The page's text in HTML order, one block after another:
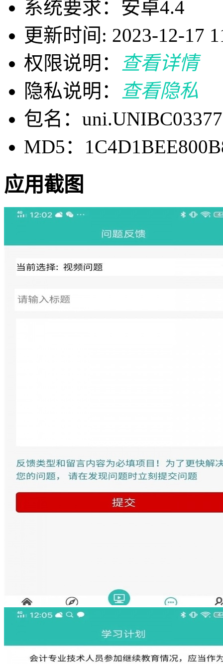
系统要求：安卓4.4
更新时间: 2023-12-17
权限说明：
查看详情
隐私说明：
查看隐私
包名：uni.UNIBC03377
MD5：
应用截图